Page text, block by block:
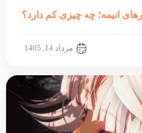
انیمه؛ چه چیزی کم دارد؟
مرداد 14, 1405